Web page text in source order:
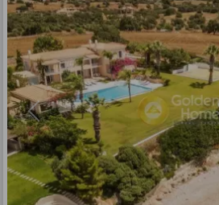
Previous